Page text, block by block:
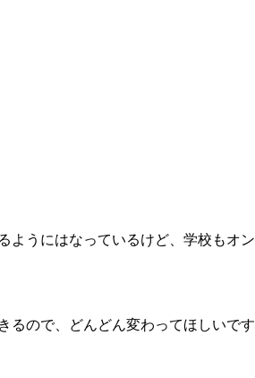
ようにはなっているけど、学校もオン
るので、どんどん変わってほしいです